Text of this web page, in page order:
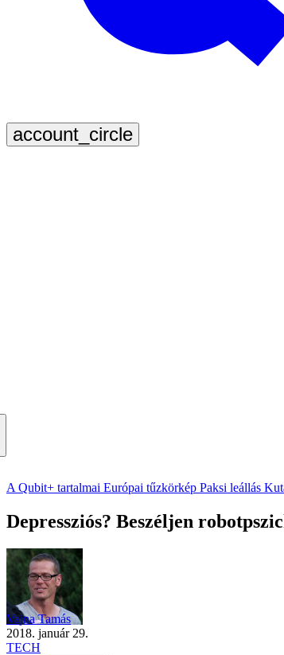
A Qubit+ tartalmai Európai tűzkörkép Paksi leállás
Depressziós? Beszéljen
Vajna Tamás
2018. január 29.
TECH